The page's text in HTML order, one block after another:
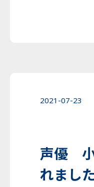
2021-07-23
声優 小
れまし